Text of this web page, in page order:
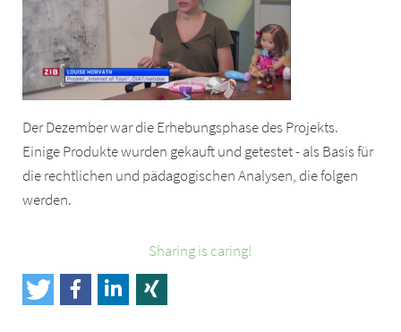
Der Dezember war die Erhebungsphase des Projekts.
Einige Produkte wurden gekauft und getestet - als Basis für
die rechtlichen und pädagogischen Analysen, die folgen
werden.
Sharing is caring!